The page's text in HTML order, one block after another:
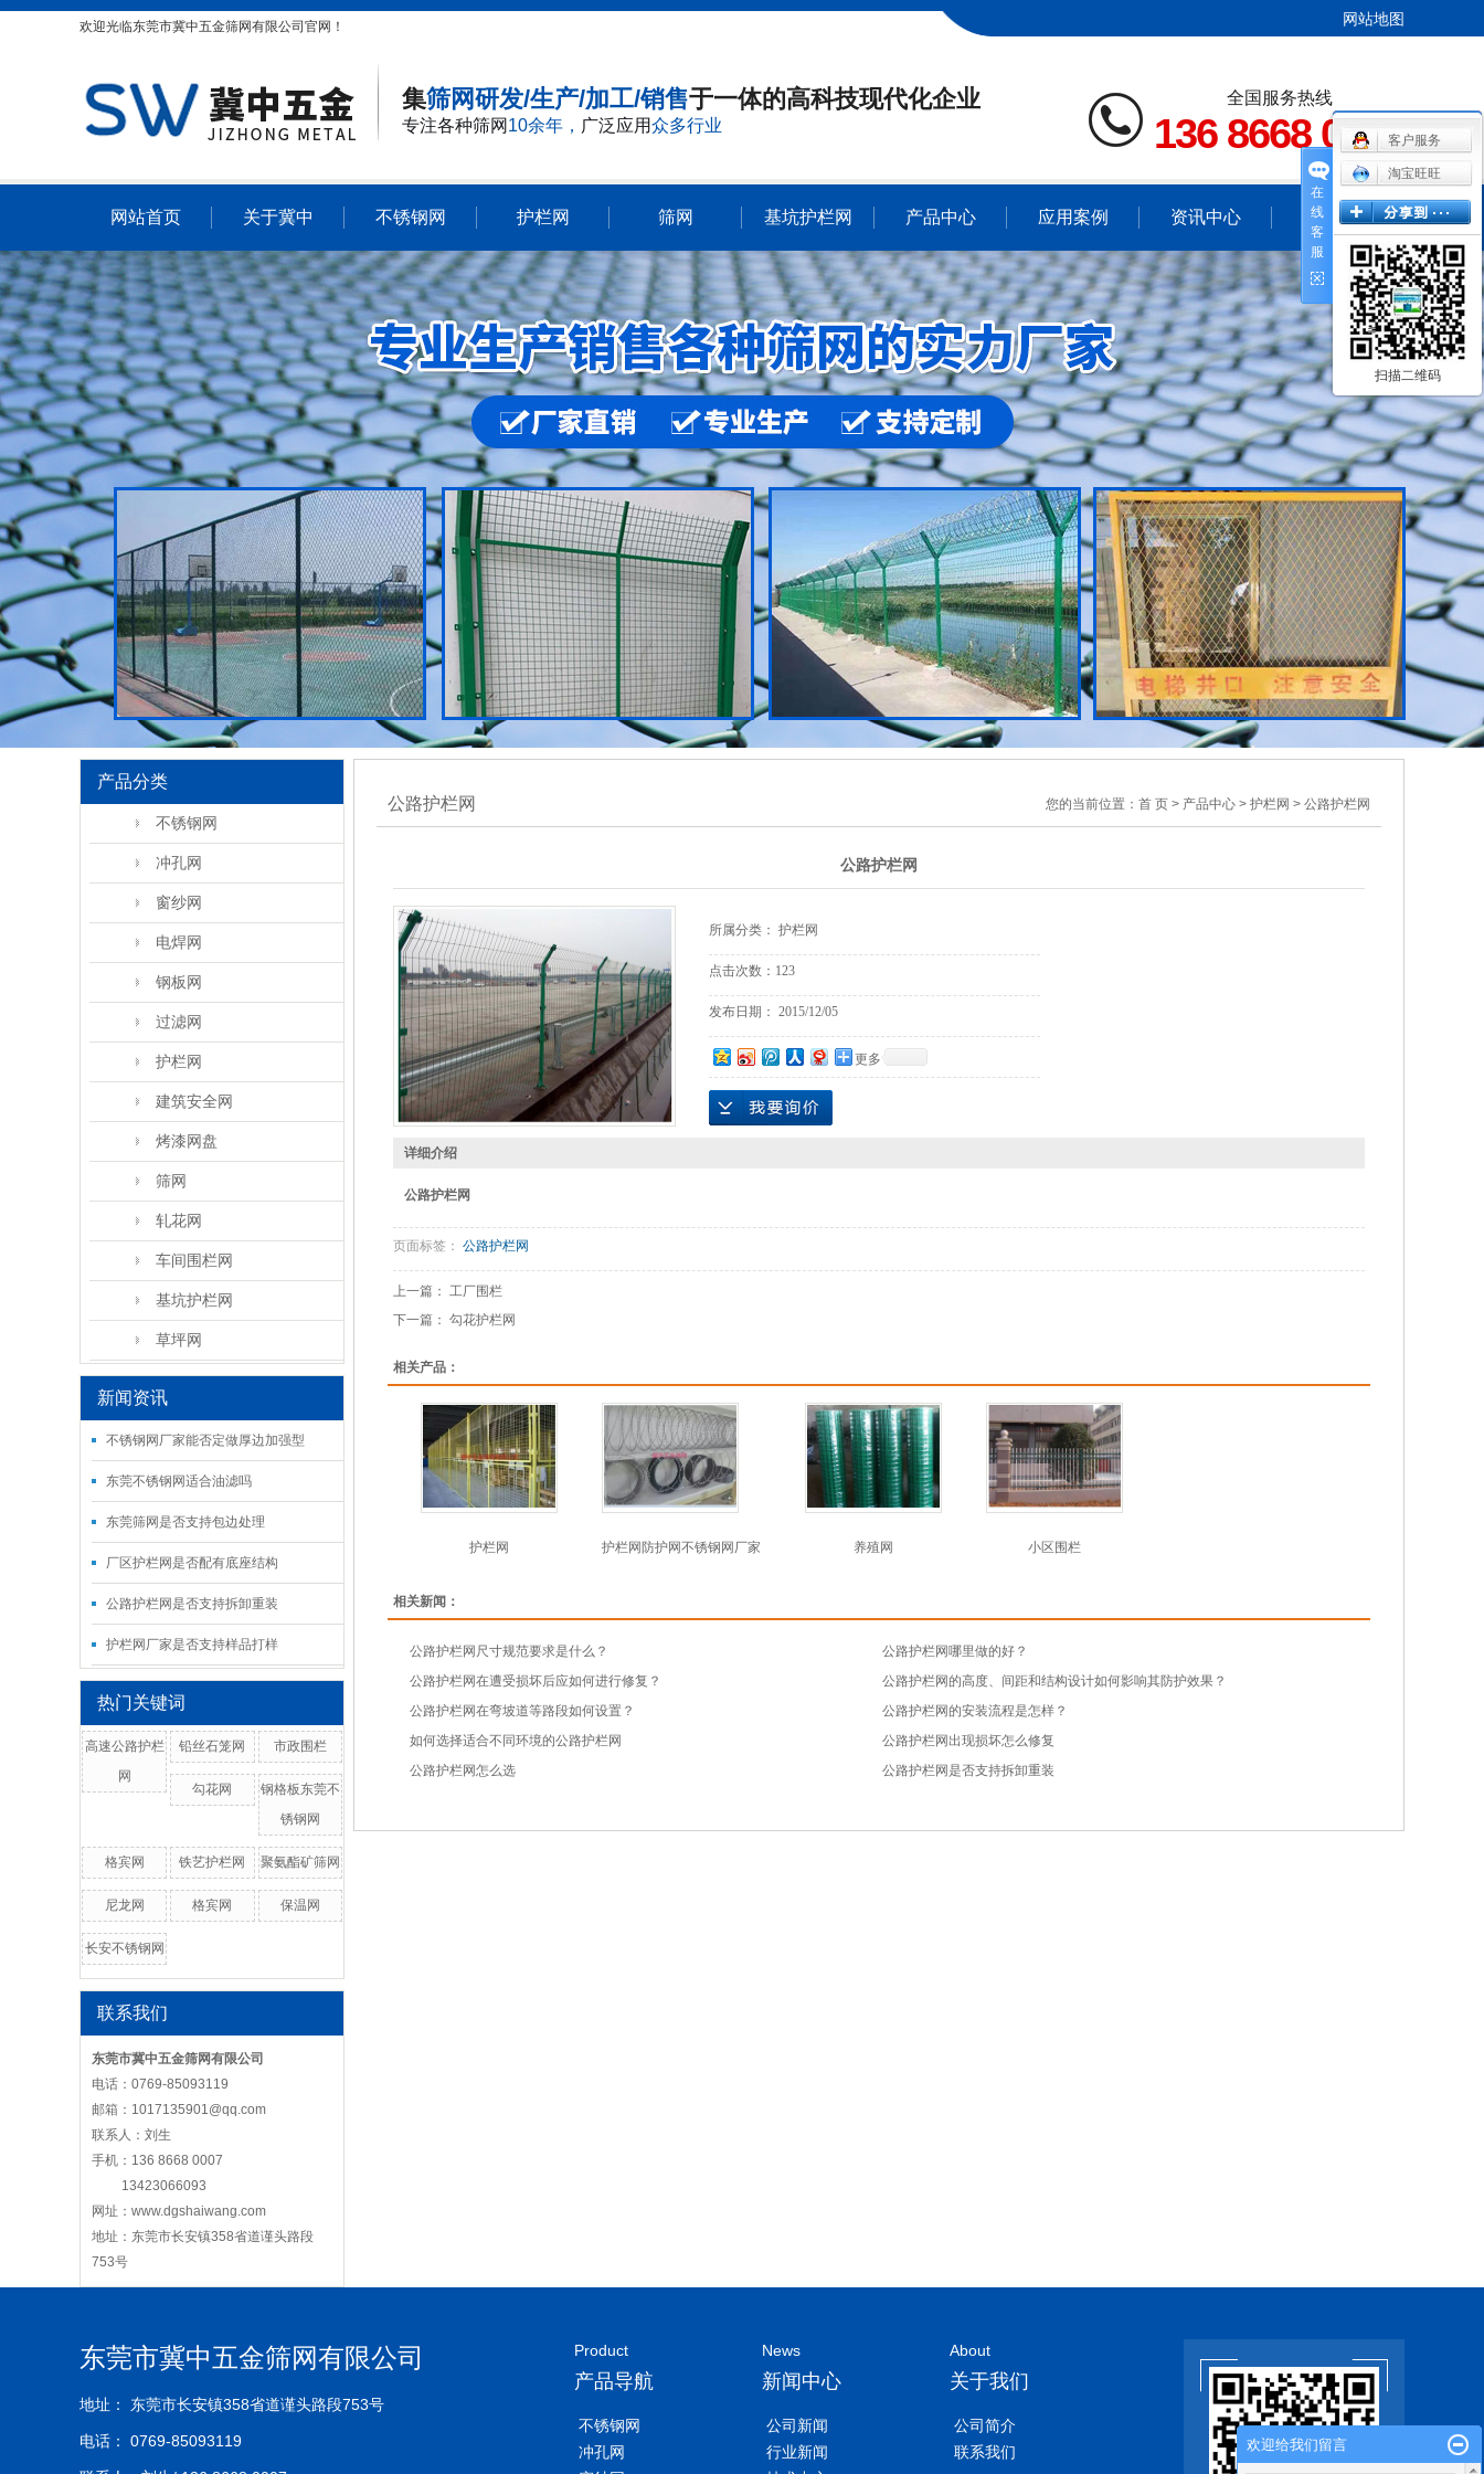
欢迎光临东莞市冀中五金筛网有限公司官网！ 网站地图
集筛网研发/生产/加工/销售于一体的高科技现代化企业
专注各种筛网 10余年， 广泛应用众多行业
全国服务热线
136 8668 0007
网站首页 关于冀中
公司简介
联系我们
不锈钢网 护栏网 筛网 基坑护栏网 产品中心
不锈钢网
冲孔网
窗纱网
电焊网
钢板网
过滤网
护栏网
建筑安全网
烤漆网盘
筛网
轧花网
车间围栏网
应用案例
不锈钢网应用案例
冲孔网应用案例
窗纱网应用案例
电焊网应用案例
钢板网应用案例
资讯中心
公司新闻
行业新闻
技术中心
联系我们
产品分类
不锈钢网
冲孔网
窗纱网
电焊网
钢板网
过滤网
护栏网
建筑安全网
烤漆网盘
筛网
轧花网
车间围栏网
基坑护栏网
草坪网
新闻资讯
不锈钢网厂家能否定做厚边加强型
东莞不锈钢网适合油滤吗
东莞筛网是否支持包边处理
厂区护栏网是否配有底座结构
公路护栏网是否支持拆卸重装
护栏网厂家是否支持样品打样
热门关键词
高速公路护栏
网
铅丝石笼网 市政围栏
勾花网
钢格板东莞不
锈钢网
格宾网 铁艺护栏网 聚氨酯矿筛网
尼龙网 格宾网 保温网
长安不锈钢网
联系我们
东莞市冀中五金筛网有限公司
电话：0769-85093119
邮箱：1017135901@qq.com
联系人：刘生
手机：136 8668 0007
13423066093
网址： www.dgshaiwang.com
地址：东莞市长安镇358省道谨头路段
753号
公路护栏网 您的当前位置： 首 页 > 产品中心 > 护栏网 > 公路护栏网
公路护栏网
所属分类： 护栏网
点击次数： 123
发布日期： 2015/12/05
更多
详细介绍
公路护栏网
页面标签： 公路护栏网
上一篇： 工厂围栏
下一篇： 勾花护栏网
相关产品：
护栏网 护栏网防护网不锈钢网厂家 养殖网 小区围栏
相关新闻：
公路护栏网尺寸规范要求是什么？
公路护栏网哪里做的好？
公路护栏网在遭受损坏后应如何进行修复？
公路护栏网的高度、间距和结构设计如何影响其防护效果？
公路护栏网在弯坡道等路段如何设置？
公路护栏网的安装流程是怎样？
如何选择适合不同环境的公路护栏网
公路护栏网出现损坏怎么修复
公路护栏网怎么选
公路护栏网是否支持拆卸重装
东莞市冀中五金筛网有限公司
地址： 东莞市长安镇358省道谨头路段753号
电话： 0769-85093119
Product
产品导航
不锈钢网
冲孔网
News
新闻中心
公司新闻
行业新闻
About
关于我们
公司简介
联系我们
在
线
客
服
客户服务
淘宝旺旺
扫描二维码
欢迎给我们留言